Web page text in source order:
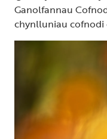
Ganolfannau
chynlluniau cofnodi